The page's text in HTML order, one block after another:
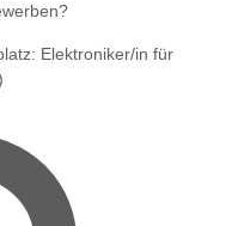
Elektroniker/in für